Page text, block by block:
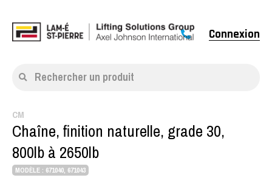
Rechercher un produit
Connexion
CM
Chaîne, finition naturelle, grade 30,
800lb à 2650lb
MODÈLE : 671040, 671043